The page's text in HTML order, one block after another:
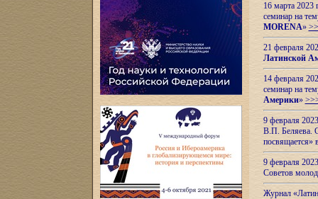
16 марта 2023
семинар на
MORENA»
21 февраля
Латинской
14 февраля
семинар на
Америки»
9 февраля
В.П. Беляева.
посвящается»
9 февраля
Советов
Журнал